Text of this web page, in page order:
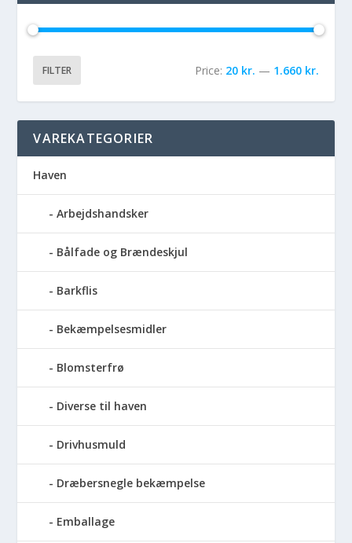
FILTER Price: 20 kr. — 1.660 kr.
VAREKATEGORIER
Haven
Arbejdshandsker
Bålfade og Brændeskjul
Barkflis
Bekæmpelsesmidler
Blomsterfrø
Diverse til haven
Drivhusmuld
Dræbersnegle bekæmpelse
Emballage